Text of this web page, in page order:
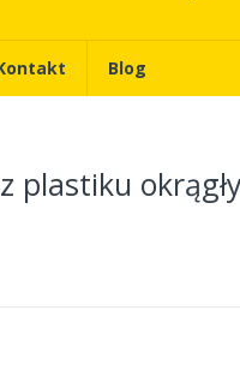
Blog
plastiku